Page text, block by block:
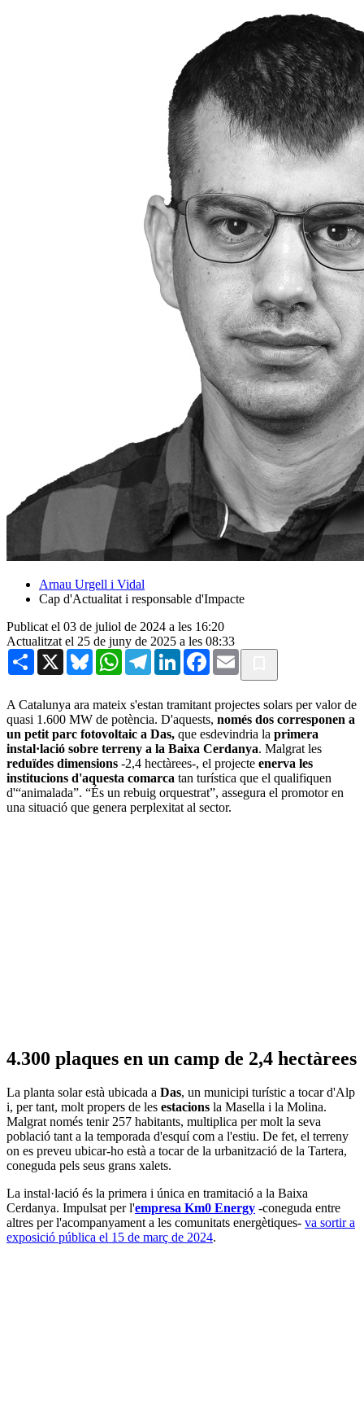
Arnau Urgell i Vidal
Cap d'Actualitat i responsable d'Impacte
Publicat el 03 de juliol de 2024 a les 16:20
Actualitzat el 25 de juny de 2025 a les 08:33
Share X BlueskyWhatsAppTelegramLinkedInFacebook
Email
A Catalunya ara mateix s'estan tramitant projectes solars per valor de
quasi 1.600 MW de potència. D'aquests, només dos corresponen a
un petit parc fotovoltaic a Das, que esdevindria la primera
instal·lació sobre terreny a la Baixa Cerdanya. Malgrat les
reduïdes dimensions -2,4 hectàrees-, el projecte enerva les
institucions d'aquesta comarca tan turística que el qualifiquen
d'“animalada”. “És un rebuig orquestrat”, assegura el promotor en
una situació que genera perplexitat al sector.
4.300 plaques en un camp de 2,4 hectàrees
La planta solar està ubicada a Das, un municipi turístic a tocar d'Alp
i, per tant, molt propers de les estacions la Masella i la Molina.
Malgrat només tenir 257 habitants, multiplica per molt la seva
població tant a la temporada d'esquí com a l'estiu. De fet, el terreny
on es preveu ubicar-ho està a tocar de la urbanització de la Tartera,
coneguda pels seus grans xalets.
La instal·lació és la primera i única en tramitació a la Baixa
Cerdanya. Impulsat per l'empresa Km0 Energy -coneguda entre
altres per l'acompanyament a les comunitats energètiques- va sortir a
exposició pública el 15 de març de 2024.